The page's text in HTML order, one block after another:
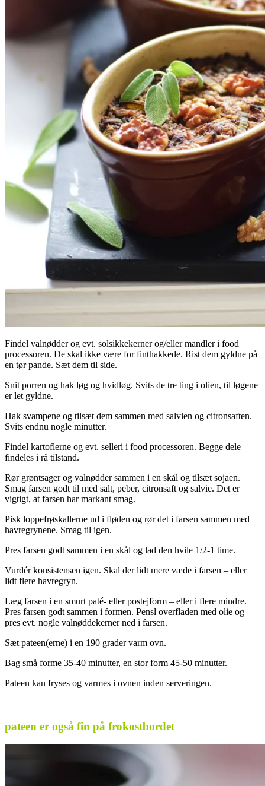
Findel valnødder og evt. solsikkekerner og/eller mandler i food
processoren. De skal ikke være for finthakkede. Rist dem gyldne på
en tør pande. Sæt dem til side.
Snit porren og hak løg og hvidløg. Svits de tre ting i olien, til løgene
er let gyldne.
Hak svampene og tilsæt dem sammen med salvien og citronsaften.
Svits endnu nogle minutter.
Findel kartoflerne og evt. selleri i food processoren. Begge dele
findeles i rå tilstand.
Rør grøntsager og valnødder sammen i en skål og tilsæt sojaen.
Smag farsen godt til med salt, peber, citronsaft og salvie. Det er
vigtigt, at farsen har markant smag.
Pisk loppefrøskallerne ud i fløden og rør det i farsen sammen med
havregrynene. Smag til igen.
Pres farsen godt sammen i en skål og lad den hvile 1/2-1 time.
Vurdér konsistensen igen. Skal der lidt mere væde i farsen – eller
lidt flere havregryn.
Læg farsen i en smurt paté- eller postejform – eller i flere mindre.
Pres farsen godt sammen i formen. Pensl overfladen med olie og
pres evt. nogle valnøddekerner ned i farsen.
Sæt pateen(erne) i en 190 grader varm ovn.
Bag små forme 35-40 minutter, en stor form 45-50 minutter.
Pateen kan fryses og varmes i ovnen inden serveringen.
pateen er også fin på frokostbordet